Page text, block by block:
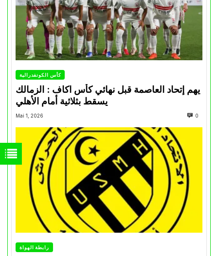
كأس الكونفدرالية
يهم إتحاد العاصمة قبل نهائي كأس اكاف : الزمالك
Mai 1, 2026 0
رابطة الهواة